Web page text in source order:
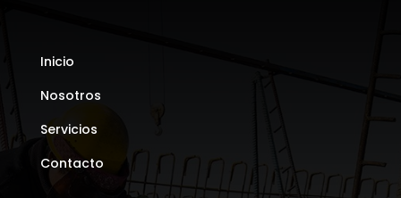
Inicio
Nosotros
Servicios
Contacto